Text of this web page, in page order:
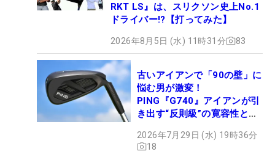
RKT LS』は、スリクソン史上No.1
ドライバー!?【打ってみた】
2026年8月5日 (水) 11時31分 83
古いアイアンで「90の壁」に
悩む男が激変！
PING『G740』アイアンが引
き出す“反則級”の寛容性と飛
2026年7月29日 (水) 19時36分
18